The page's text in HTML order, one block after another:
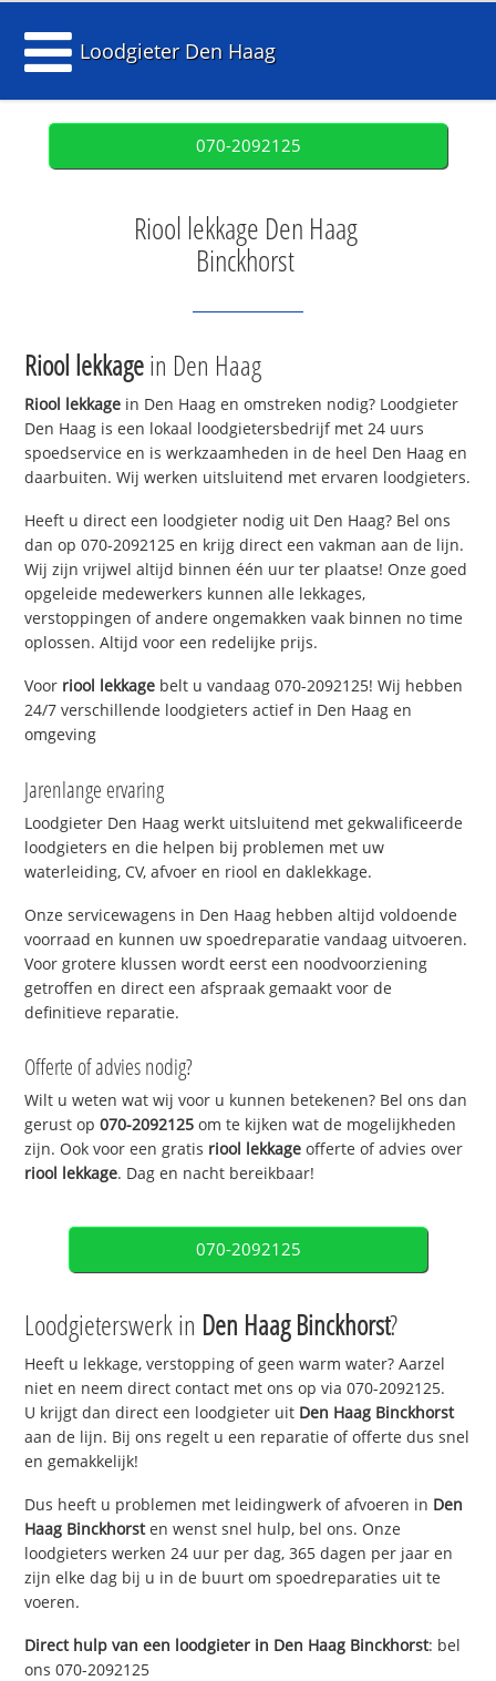
Loodgieter Den Haag
070-2092125
Riool lekkage Den Haag
Binckhorst
Riool lekkagein Den Haag
Riool lekkage in Den Haag en omstreken nodig? Loodgieter
Den Haag is een lokaal loodgietersbedrijf met 24 uurs
spoedservice en is werkzaamheden in de heel Den Haag en
daarbuiten. Wij werken uitsluitend met ervaren loodgieters.
Heeft u direct een loodgieter nodig uit Den Haag? Bel ons
dan op 070-2092125 en krijg direct een vakman aan de lijn.
Wij zijn vrijwel altijd binnen één uur ter plaatse! Onze goed
opgeleide medewerkers kunnen alle lekkages,
verstoppingen of andere ongemakken vaak binnen no time
oplossen. Altijd voor een redelijke prijs.
Voor riool lekkage belt u vandaag 070-2092125! Wij hebben
24/7 verschillende loodgieters actief in Den Haag en
omgeving
Jarenlange ervaring
Loodgieter Den Haag werkt uitsluitend met gekwalificeerde
loodgieters en die helpen bij problemen met uw
waterleiding, CV, afvoer en riool en daklekkage.
Onze servicewagens in Den Haag hebben altijd voldoende
voorraad en kunnen uw spoedreparatie vandaag uitvoeren.
Voor grotere klussen wordt eerst een noodvoorziening
getroffen en direct een afspraak gemaakt voor de
definitieve reparatie.
Offerte of advies nodig?
Wilt u weten wat wij voor u kunnen betekenen? Bel ons dan
gerust op070-2092125 om te kijken wat de mogelijkheden
zijn. Ook voor een gratis riool lekkage offerte of advies over
riool lekkage. Dag en nacht bereikbaar!
070-2092125
Loodgieterswerk in Den Haag Binckhorst?
Heeft u lekkage, verstopping of geen warm water? Aarzel
niet en neem direct contact met ons op via 070-2092125.
U krijgt dan direct een loodgieter uit Den Haag Binckhorst
aan de lijn. Bij ons regelt u een reparatie of offerte dus snel
en gemakkelijk!
Dus heeft u problemen met leidingwerk of afvoeren in Den
Haag Binckhorsten wenst snel hulp, bel ons. Onze
loodgieters werken 24 uur per dag, 365 dagen per jaar en
zijn elke dag bij u in de buurt om spoedreparaties uit te
voeren.
Direct hulp van een loodgieter in Den Haag Binckhorst: bel
ons 070-2092125